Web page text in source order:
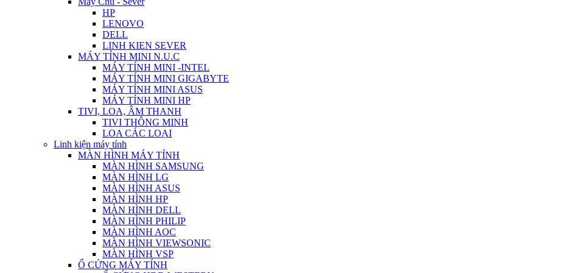
HP
LENOVO
DELL
LINH KIEN SEVER
MÁY TÍNH MINI N.U.C
MÁY TÍNH MINI -INTEL
MÁY TÍNH MINI GIGABYTE
MÁY TÍNH MINI ASUS
MÁY TÍNH MINI HP
TIVI, LOA, ÂM THANH
TIVI THÔNG MINH
LOA CÁC LOẠI
Linh kiện máy tính
MÀN HÌNH MÁY TÍNH
MÀN HÌNH SAMSUNG
MÀN HÌNH LG
MÀN HÌNH ASUS
MÀN HÌNH HP
MÀN HÌNH DELL
MÀN HÌNH PHILIP
MÀN HÌNH AOC
MÀN HÌNH VIEWSONIC
MÀN HÌNH VSP
Ổ CỨNG MÁY TÍNH